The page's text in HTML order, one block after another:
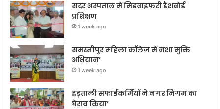
सदर अस्पताल में मिडवाइफरी डैशबोर्ड
प्रशिक्षण
1 week ago
समस्तीपुर महिला कॉलेज में नशा मुक्ति
अभियान’
1 week ago
हड़ताली सफाईकर्मियों ने नगर निगम का
घेराव किया’